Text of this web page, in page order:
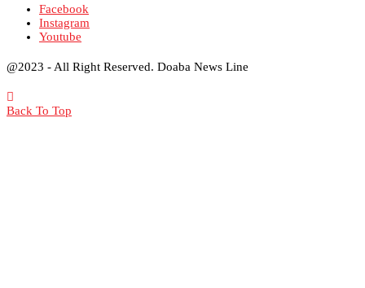
Facebook
Instagram
Youtube
@2023 - All Right Reserved. Doaba News Line
Back To Top